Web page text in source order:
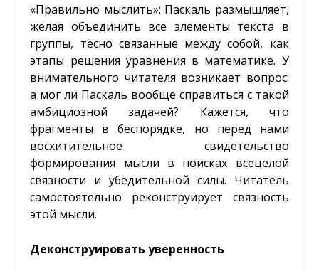
«Правильно мыслить»: Паскаль размышляет,
желая объединить все элементы текста в
группы, тесно связанные между собой, как
этапы решения уравнения в математике. У
внимательного читателя возникает вопрос:
а мог ли Паскаль вообще справиться с такой
амбициозной задачей? Кажется, что
фрагменты в беспорядке, но перед нами
восхитительное свидетельство
формирования мысли в поисках всецелой
связности и убедительной силы. Читатель
самостоятельно реконструирует связность
этой мысли.
Деконструировать уверенность